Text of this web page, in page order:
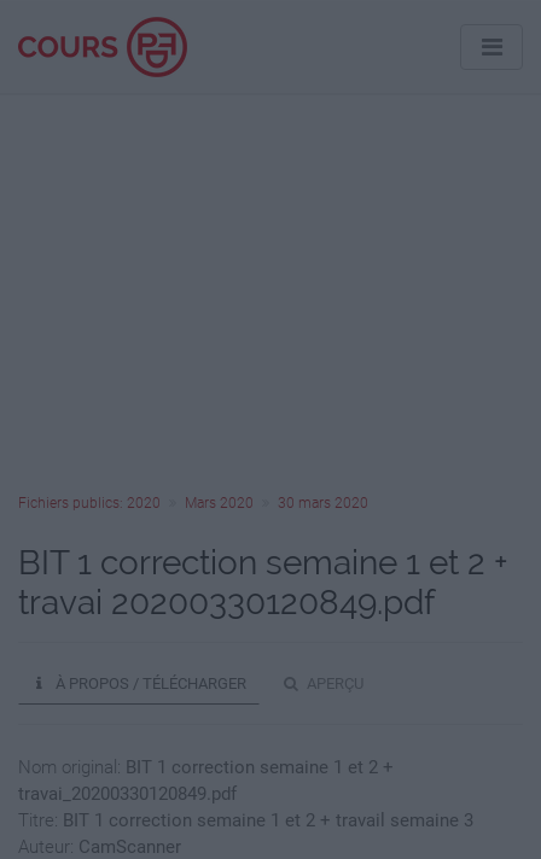
Fichiers publics: 2020 Mars 2020 30 mars 2020
BIT 1 correction semaine 1 et 2 +
travai 20200330120849.pdf
À PROPOS / TÉLÉCHARGER APERÇU
Nom original: BIT 1 correction semaine 1 et 2 +
travai_20200330120849.pdf
Titre: BIT 1 correction semaine 1 et 2 + travail semaine 3
Auteur: CamScanner